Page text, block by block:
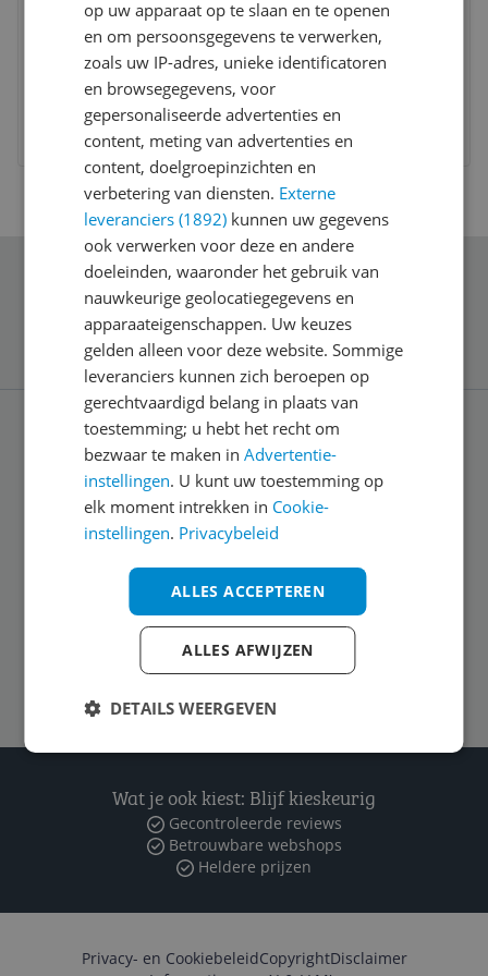
EcoTools Precision Blush - Blush Kwast
v.a. € 11,05
2 prijzen
Ga naar goedkoopste
Schrijf je in voor onze nieuwsbrief
Service
Algemeen
Wat je ook kiest: Blijf kieskeurig
Gecontroleerde reviews
Betrouwbare webshops
Heldere prijzen
Privacy- en CookiebeleidCopyrightDisclaimer
op uw apparaat op te slaan en te openen
en om persoonsgegevens te verwerken,
zoals uw IP-adres, unieke identificatoren
en browsegegevens, voor
gepersonaliseerde advertenties en
content, meting van advertenties en
content, doelgroepinzichten en
verbetering van diensten. Externe
leveranciers (1892) kunnen uw gegevens
ook verwerken voor deze en andere
doeleinden, waaronder het gebruik van
nauwkeurige geolocatiegegevens en
apparaateigenschappen. Uw keuzes
gelden alleen voor deze website. Sommige
leveranciers kunnen zich beroepen op
gerechtvaardigd belang in plaats van
toestemming; u hebt het recht om
bezwaar te maken inAdvertentie-
instellingen. U kunt uw toestemming op
elk moment intrekken in Cookie-
instellingen. Privacybeleid
ALLES ACCEPTEREN
ALLES AFWIJZEN
DETAILS WEERGEVEN